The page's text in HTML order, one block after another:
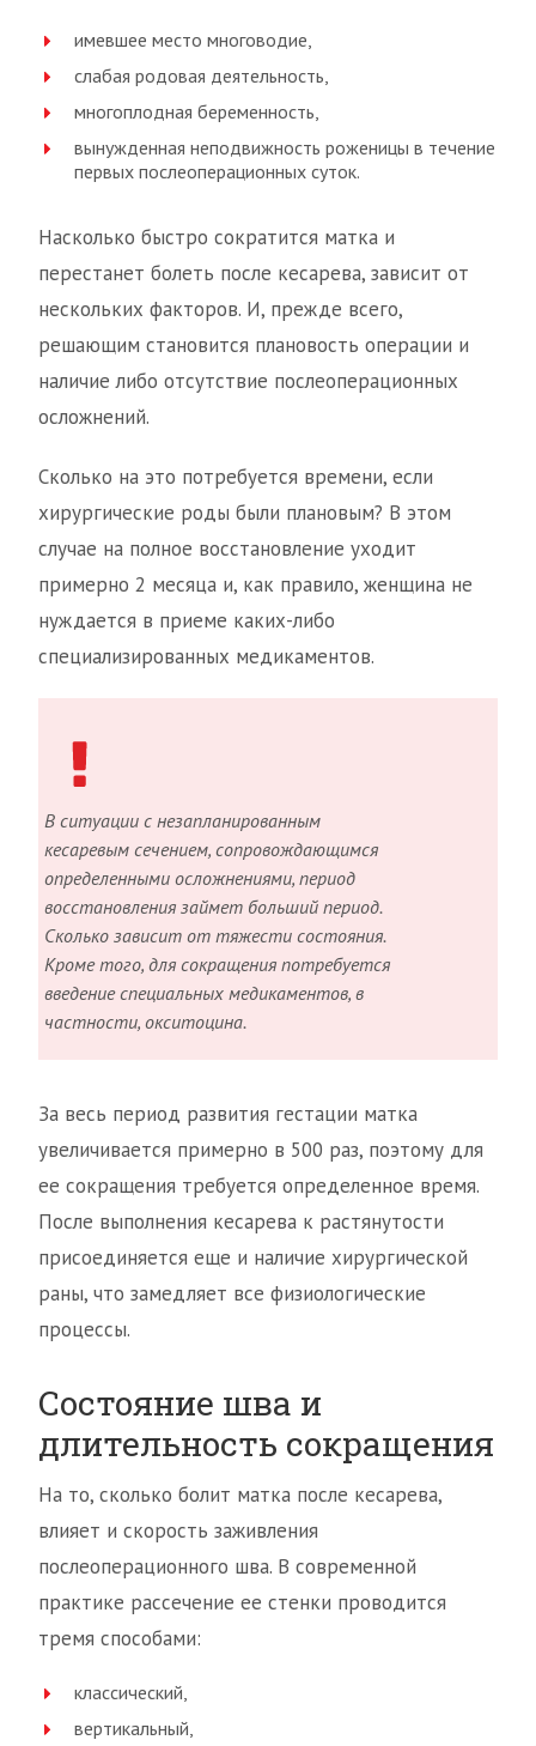
имевшее место многоводие,
слабая родовая деятельность,
многоплодная беременность,
вынужденная неподвижность роженицы в течение
первых послеоперационных суток.
Насколько быстро сократится матка и
перестанет болеть после кесарева, зависит от
нескольких факторов. И, прежде всего,
решающим становится плановость операции и
наличие либо отсутствие послеоперационных
осложнений.
Сколько на это потребуется времени, если
хирургические роды были плановым? В этом
случае на полное восстановление уходит
примерно 2 месяца и, как правило, женщина не
нуждается в приеме каких-либо
специализированных медикаментов.
В ситуации с незапланированным
кесаревым сечением, сопровождающимся
определенными осложнениями, период
восстановления займет больший период.
Сколько зависит от тяжести состояния.
Кроме того, для сокращения потребуется
введение специальных медикаментов, в
частности, окситоцина.
За весь период развития гестации матка
увеличивается примерно в 500 раз, поэтому для
ее сокращения требуется определенное время.
После выполнения кесарева к растянутости
присоединяется еще и наличие хирургической
раны, что замедляет все физиологические
процессы.
Состояние шва и
длительность сокращения
На то, сколько болит матка после кесарева,
влияет и скорость заживления
послеоперационного шва. В современной
практике рассечение ее стенки проводится
тремя способами:
классический,
вертикальный,